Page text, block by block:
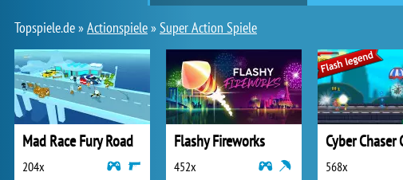
Topspiele.de »Actionspiele»Super Action Spiele
Mad Race Fury Road
204x
Flashy Fireworks
452x 568x